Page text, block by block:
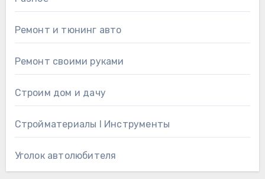
Ремонт и тюнинг авто
Ремонт своими руками
Строим дом и дачу
Стройматериалы l Инструменты
Уголок автолюбителя